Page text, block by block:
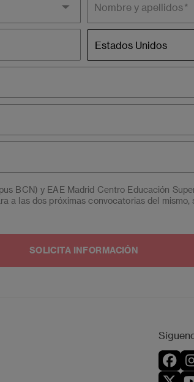
Nombre y apellidos
Estados Unidos
BCN) y EAE Madrid Centro Educación
a las dos próximas convocatorias del
oposición, limitación y portabilidad,
Superior, S.L.U. (Campus MAD) - Apartado
una reclamación ante la Agencia